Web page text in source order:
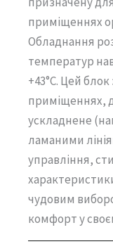
приміщеннях
Обладнання
температур
+43°С. Цей
приміщеннях,
ускладнене
ламаними
управління,
чудовим
комфорт у